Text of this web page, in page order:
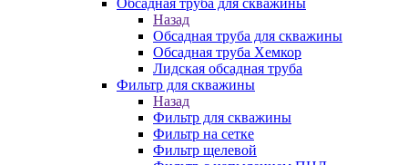
Обсадная труба для скважины
Назад
Обсадная труба для скважины
Обсадная труба Хемкор
Лидская обсадная труба
Фильтр для скважины
Назад
Фильтр для скважины
Фильтр на сетке
Фильтр щелевой